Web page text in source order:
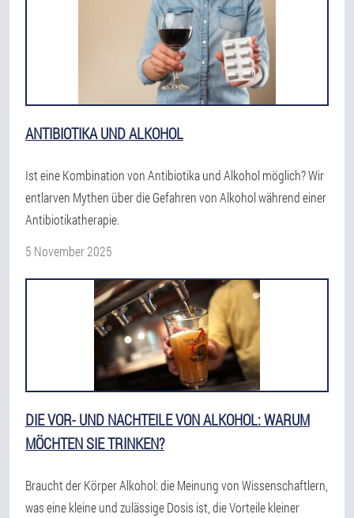
ANTIBIOTIKA UND ALKOHOL
Ist eine Kombination von Antibiotika und Alkohol möglich? Wir
entlarven Mythen über die Gefahren von Alkohol während einer
Antibiotikatherapie.
5 November 2025
DIE VOR- UND NACHTEILE VON ALKOHOL: WARUM
MÖCHTEN SIE TRINKEN?
Braucht der Körper Alkohol: die Meinung von Wissenschaftlern,
was eine kleine und zulässige Dosis ist, die Vorteile kleiner